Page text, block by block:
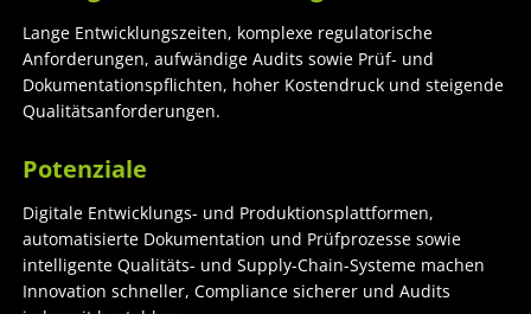
Lange Entwicklungszeiten, komplexe regulatorische
Anforderungen, aufwändige Audits sowie Prüf- und
Dokumentationspflichten, hoher Kostendruck und steigende
Qualitätsanforderungen.
Potenziale
Digitale Entwicklungs- und Produktionsplattformen,
automatisierte Dokumentation und Prüfprozesse sowie
intelligente Qualitäts- und Supply-Chain-Systeme machen
Innovation schneller, Compliance sicherer und Audits